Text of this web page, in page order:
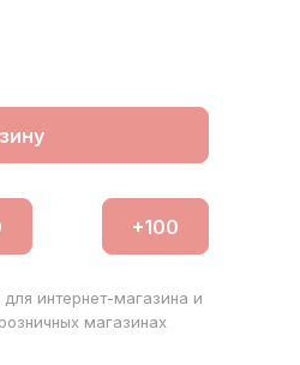
интернет-магазина и
магазинах